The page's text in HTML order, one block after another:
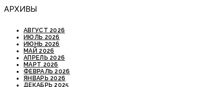
АРХИВЫ
АВГУСТ 2026
ИЮЛЬ 2026
ИЮНЬ 2026
МАЙ 2026
АПРЕЛЬ 2026
МАРТ 2026
ФЕВРАЛЬ 2026
ЯНВАРЬ 2026
ДЕКАБРЬ 2025